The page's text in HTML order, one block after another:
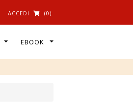
ACCEDI (0)
EBOOK